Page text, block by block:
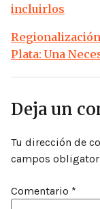
incluirlos
Plata: Una
Deja un
Tu dirección de
campos
Comentario *